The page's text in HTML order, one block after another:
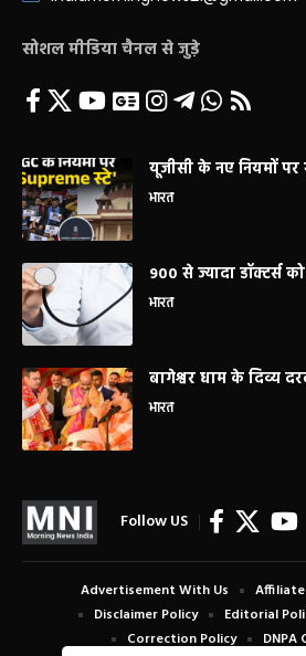
सोशल मीडिया चैनल से जुड़े
यूजीसी के नए नियमों पर
भारत
900 से ज्यादा डॉक्टर्स
भारत
बागेश्वर धाम के दिव्य
भारत
Follow US
Advertisement With Us
Disclaimer Policy
Editorial
Correction Policy
DNPA